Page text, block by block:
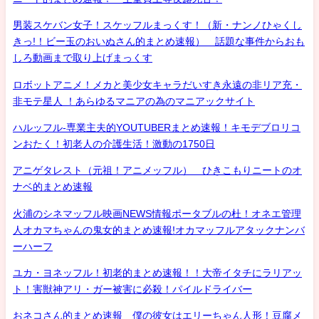
男装スケバン女子！スケッフルまっくす！（新・ナンノひゃくし
きっ!！ビー玉のおいぬさん的まとめ速報） 話題な事件からおも
しろ動画まで取り上げまっくす
ロボットアニメ！メカと美少女キャラだいすき永遠の非リア充・
非モテ星人 ！あらゆるマニアの為のマニアックサイト
ハルッフル-専業主夫的YOUTUBERまとめ速報！キモデブロリコ
ンおたく！初老人の介護生活！激動の1750日
アニゲタレスト（元祖！アニメッフル） ひきこもりニートのオ
ナベ的まとめ速報
火浦のシネマッフル映画NEWS情報ポータブルの杜！オネエ管理
人オカマちゃんの鬼女的まとめ速報!オカマッフルアタックナンバ
ーハーフ
ユカ・ヨネッフル！初老的まとめ速報！！大帝イタチにラリアッ
ト！害獣神アリ・ガー被害に必殺！パイルドライバー
おネコさん的まとめ速報 僕の彼女はエリーちゃん人形！豆腐メ